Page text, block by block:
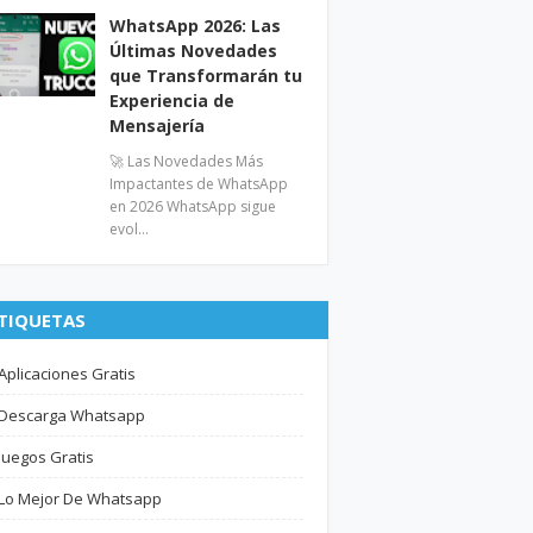
WhatsApp 2026: Las
Últimas Novedades
que Transformarán tu
Experiencia de
Mensajería
🚀 Las Novedades Más
Impactantes de WhatsApp
en 2026 WhatsApp sigue
evol…
Gratis
Whatsapp
Gratis
Mejor De Whatsapp